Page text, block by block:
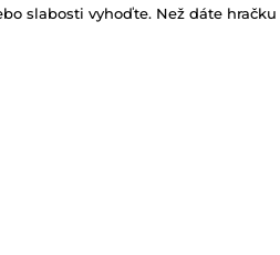
slabosti vyhoďte. Než dáte